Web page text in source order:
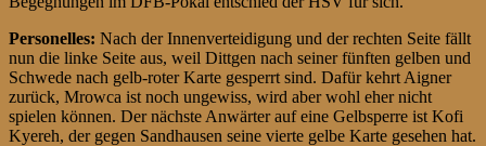
Personelles: Nach der Innenverteidigung und der rechten Seite fällt
nun die linke Seite aus, weil Dittgen nach seiner fünften gelben und
Schwede nach gelb-roter Karte gesperrt sind. Dafür kehrt Aigner
zurück, Mrowca ist noch ungewiss, wird aber wohl eher nicht
spielen können. Der nächste Anwärter auf eine Gelbsperre ist Kofi
Kyereh, der gegen Sandhausen seine vierte gelbe Karte gesehen hat.